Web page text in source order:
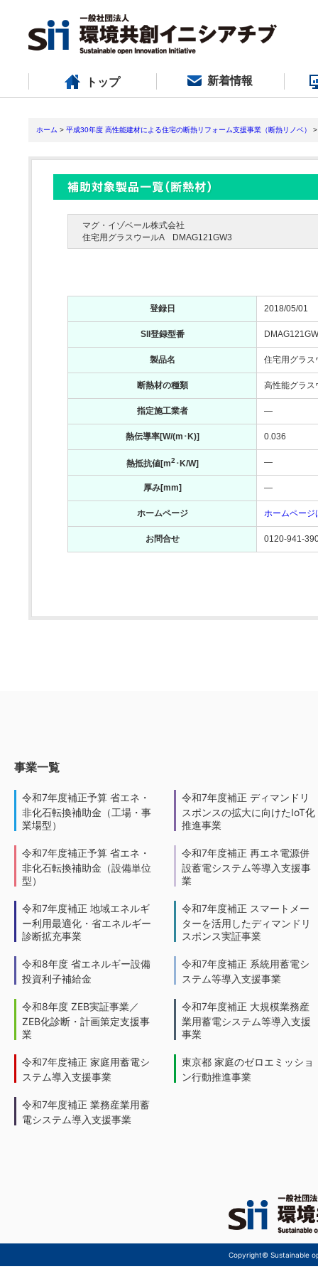
トップ 新着情報
ホーム > 平成30年度 高性能建材による住宅の断熱リフォーム支援事業（断熱リノベ）
マグ・イゾベール株式会社
住宅用グラスウールA DMAG121GW3
登録日 2018/05/01
SII登録型番
製品名 住宅用グラス
断熱材の種類 高性能グラス
指定施工業者 ―
熱伝導率[W/(m･K)] 0.036
熱抵抗値[m2･K/W] ―
厚み[mm] ―
ホームページ ホームページ
お問合せ 0120-941-
事業一覧
令和7年度補正予算 省エネ・
非化石転換補助金（工場・事
業場型）
令和7年度補正予算 省エネ・
非化石転換補助金（設備単位
型）
令和7年度補正 地域エネルギ
ー利用最適化・省エネルギー
診断拡充事業
令和8年度 省エネルギー設備
投資利子補給金
令和8年度 ZEB実証事業／
ZEB化診断・計画策定支援事
業
令和7年度補正 家庭用蓄電シ
ステム導入支援事業
令和7年度補正 業務産業用蓄
電システム導入支援事業
令和7年度補正 ディマンドリ
スポンスの拡大に向けたIoT化
推進事業
令和7年度補正 再エネ電源併
設蓄電システム等導入支援事
業
令和7年度補正 スマートメー
ターを活用したディマンドリ
スポンス実証事業
令和7年度補正 系統用蓄電シ
ステム等導入支援事業
令和7年度補正 大規模業務産
業用蓄電システム等導入支援
事業
東京都 家庭のゼロエミッショ
ン行動推進事業
Copyright© Sustainable